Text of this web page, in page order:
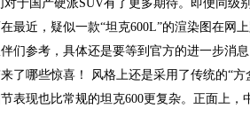
于国产硬派SUV有了更多期待。即便同级
最近，疑似一款“坦克600L”的渲染图在网
们参考，具体还是要等到官方的进一步消
了哪些惊喜！ 风格上还是采用了传统的“
表现也比常规的坦克600更复杂。正面上，